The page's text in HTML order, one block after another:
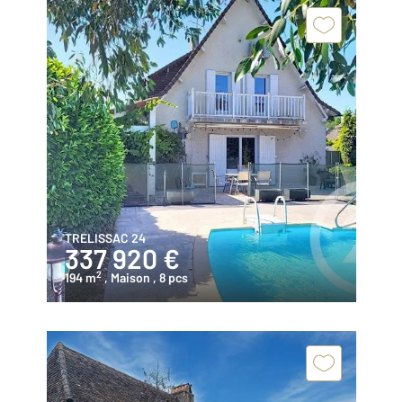
TRELISSAC 24
337 920 €
194 m2 , Maison , 8 pcs